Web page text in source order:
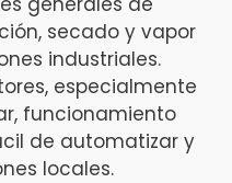
secado y vapor
industriales.
especialmente
funcionamiento
de automatizar y
locales.